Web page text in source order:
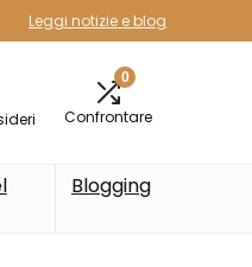
Leggi notizie e blog
0
Confrontare
Blogging